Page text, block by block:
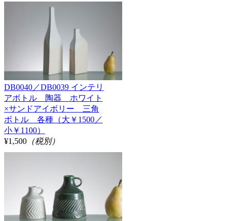
DB0040／DB0039 インテリ
アボトル 陶器 ホワイト
×サンドアイボリー 三角
ボトル 各種（大￥1500／
小￥1100）
¥1,500 （税別）